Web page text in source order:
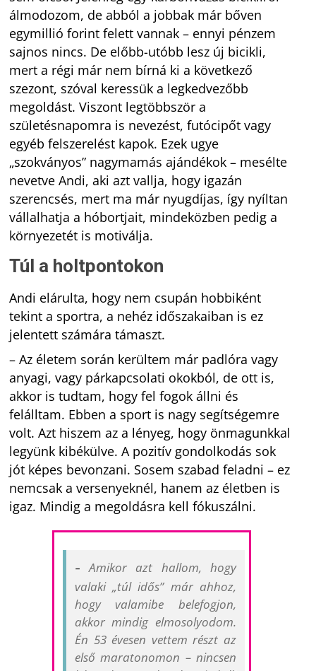
álmodozom, de abból a jobbak már bőven
egymillió forint felett vannak – ennyi pénzem
sajnos nincs. De előbb-utóbb lesz új bicikli,
mert a régi már nem bírná ki a következő
szezont, szóval keressük a legkedvezőbb
megoldást. Viszont legtöbbször a
születésnapomra is nevezést, futócipőt vagy
egyéb felszerelést kapok. Ezek ugye
„szokványos” nagymamás ajándékok – mesélte
nevetve Andi, aki azt vallja, hogy igazán
szerencsés, mert ma már nyugdíjas, így nyíltan
vállalhatja a hóbortjait, mindeközben pedig a
környezetét is motiválja.
Túl a holtpontokon
Andi elárulta, hogy nem csupán hobbiként
tekint a sportra, a nehéz időszakaiban is ez
jelentett számára támaszt.
– Az életem során kerültem már padlóra vagy
anyagi, vagy párkapcsolati okokból, de ott is,
akkor is tudtam, hogy fel fogok állni és
felálltam. Ebben a sport is nagy segítségemre
volt. Azt hiszem az a lényeg, hogy önmagunkkal
legyünk kibékülve. A pozitív gondolkodás sok
jót képes bevonzani. Sosem szabad feladni – ez
nemcsak a versenyeknél, hanem az életben is
igaz. Mindig a megoldásra kell fókuszálni.
–
Amikor azt hallom, hogy
valaki „túl idős” már ahhoz,
hogy valamibe belefogjon,
akkor mindig elmosolyodom.
Én 53 évesen vettem részt az
első maratonomon – nincsen